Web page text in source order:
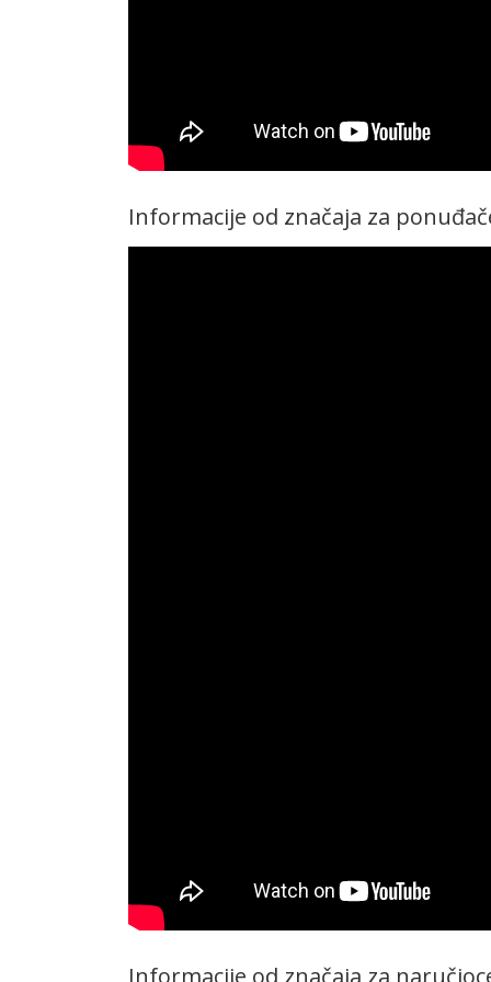
Informacije od značaja za
Informacije od značaja za